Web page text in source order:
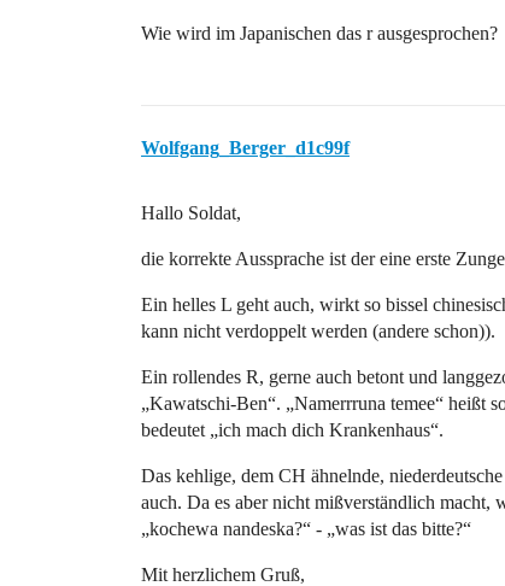
Wie wird im Japanischen das r ausgesprochen?
Wolfgang_Berger_d1c99f
Hallo Soldat,
die korrekte Aussprache ist der eine erste
Ein helles L geht auch, wirkt so bissel
kann nicht verdoppelt werden (andere schon)).
Ein rollendes R, gerne auch betont und
„Kawatschi-Ben“. „Namerrruna temee“ heißt
bedeutet „ich mach dich Krankenhaus“.
Das kehlige, dem CH ähnelnde,
auch. Da es aber nicht mißverständlich macht,
„kochewa nandeska?“ - „was ist das bitte?“
Mit herzlichem Gruß,